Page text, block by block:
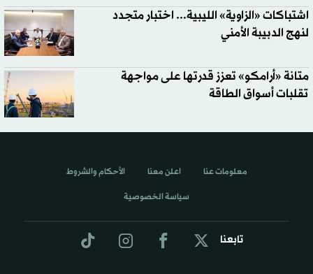
اشتباكات «الزاوية» الليبية... اختبار متجدد
لنهج الدبيبة الأمني
متانة «أرامكو» تعزز قدرتها على مواجهة
تقلبات أسواق الطاقة
تابعنا
معلومات عنا اعلن معنا الأحكام والشروط
سياسة الخصوصية